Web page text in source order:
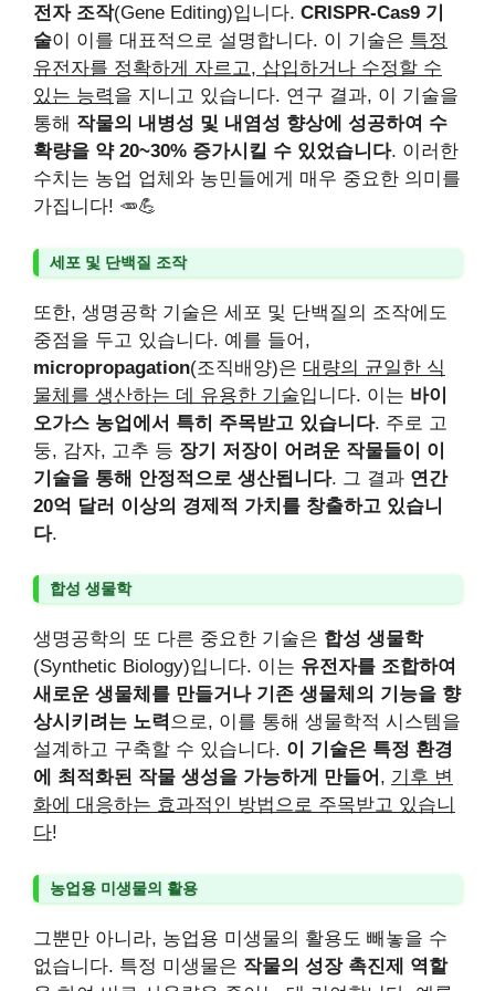
전자 조작(Gene Editing)입니다. CRISPR-Cas9 기
술이 이를 대표적으로 설명합니다. 이 기술은 특정
유전자를 정확하게 자르고, 삽입하거나 수정할 수
있는 능력을 지니고 있습니다. 연구 결과, 이 기술을
통해 작물의 내병성 및 내염성 향상에 성공하여 수
확량을 약 20~30% 증가시킬 수 있었습니다. 이러한
수치는 농업 업체와 농민들에게 매우 중요한 의미를
가집니다! 🥕💪
세포 및 단백질 조작
또한, 생명공학 기술은 세포 및 단백질의 조작에도
중점을 두고 있습니다. 예를 들어,
micropropagation(조직배양)은 대량의 균일한 식
물체를 생산하는 데 유용한 기술입니다. 이는 바이
오가스 농업에서 특히 주목받고 있습니다. 주로 고
둥, 감자, 고추 등 장기 저장이 어려운 작물들이 이
기술을 통해 안정적으로 생산됩니다. 그 결과 연간
20억 달러 이상의 경제적 가치를 창출하고 있습니
다.
합성 생물학
생명공학의 또 다른 중요한 기술은 합성 생물학
(Synthetic Biology)입니다. 이는 유전자를 조합하여
새로운 생물체를 만들거나 기존 생물체의 기능을 향
상시키려는 노력으로, 이를 통해 생물학적 시스템을
설계하고 구축할 수 있습니다. 이 기술은 특정 환경
에 최적화된 작물 생성을 가능하게 만들어 , 기후 변
화에 대응하는 효과적인 방법으로 주목받고 있습니
다!
농업용 미생물의 활용
그뿐만 아니라, 농업용 미생물의 활용도 빼놓을 수
없습니다. 특정 미생물은 작물의 성장 촉진제 역할